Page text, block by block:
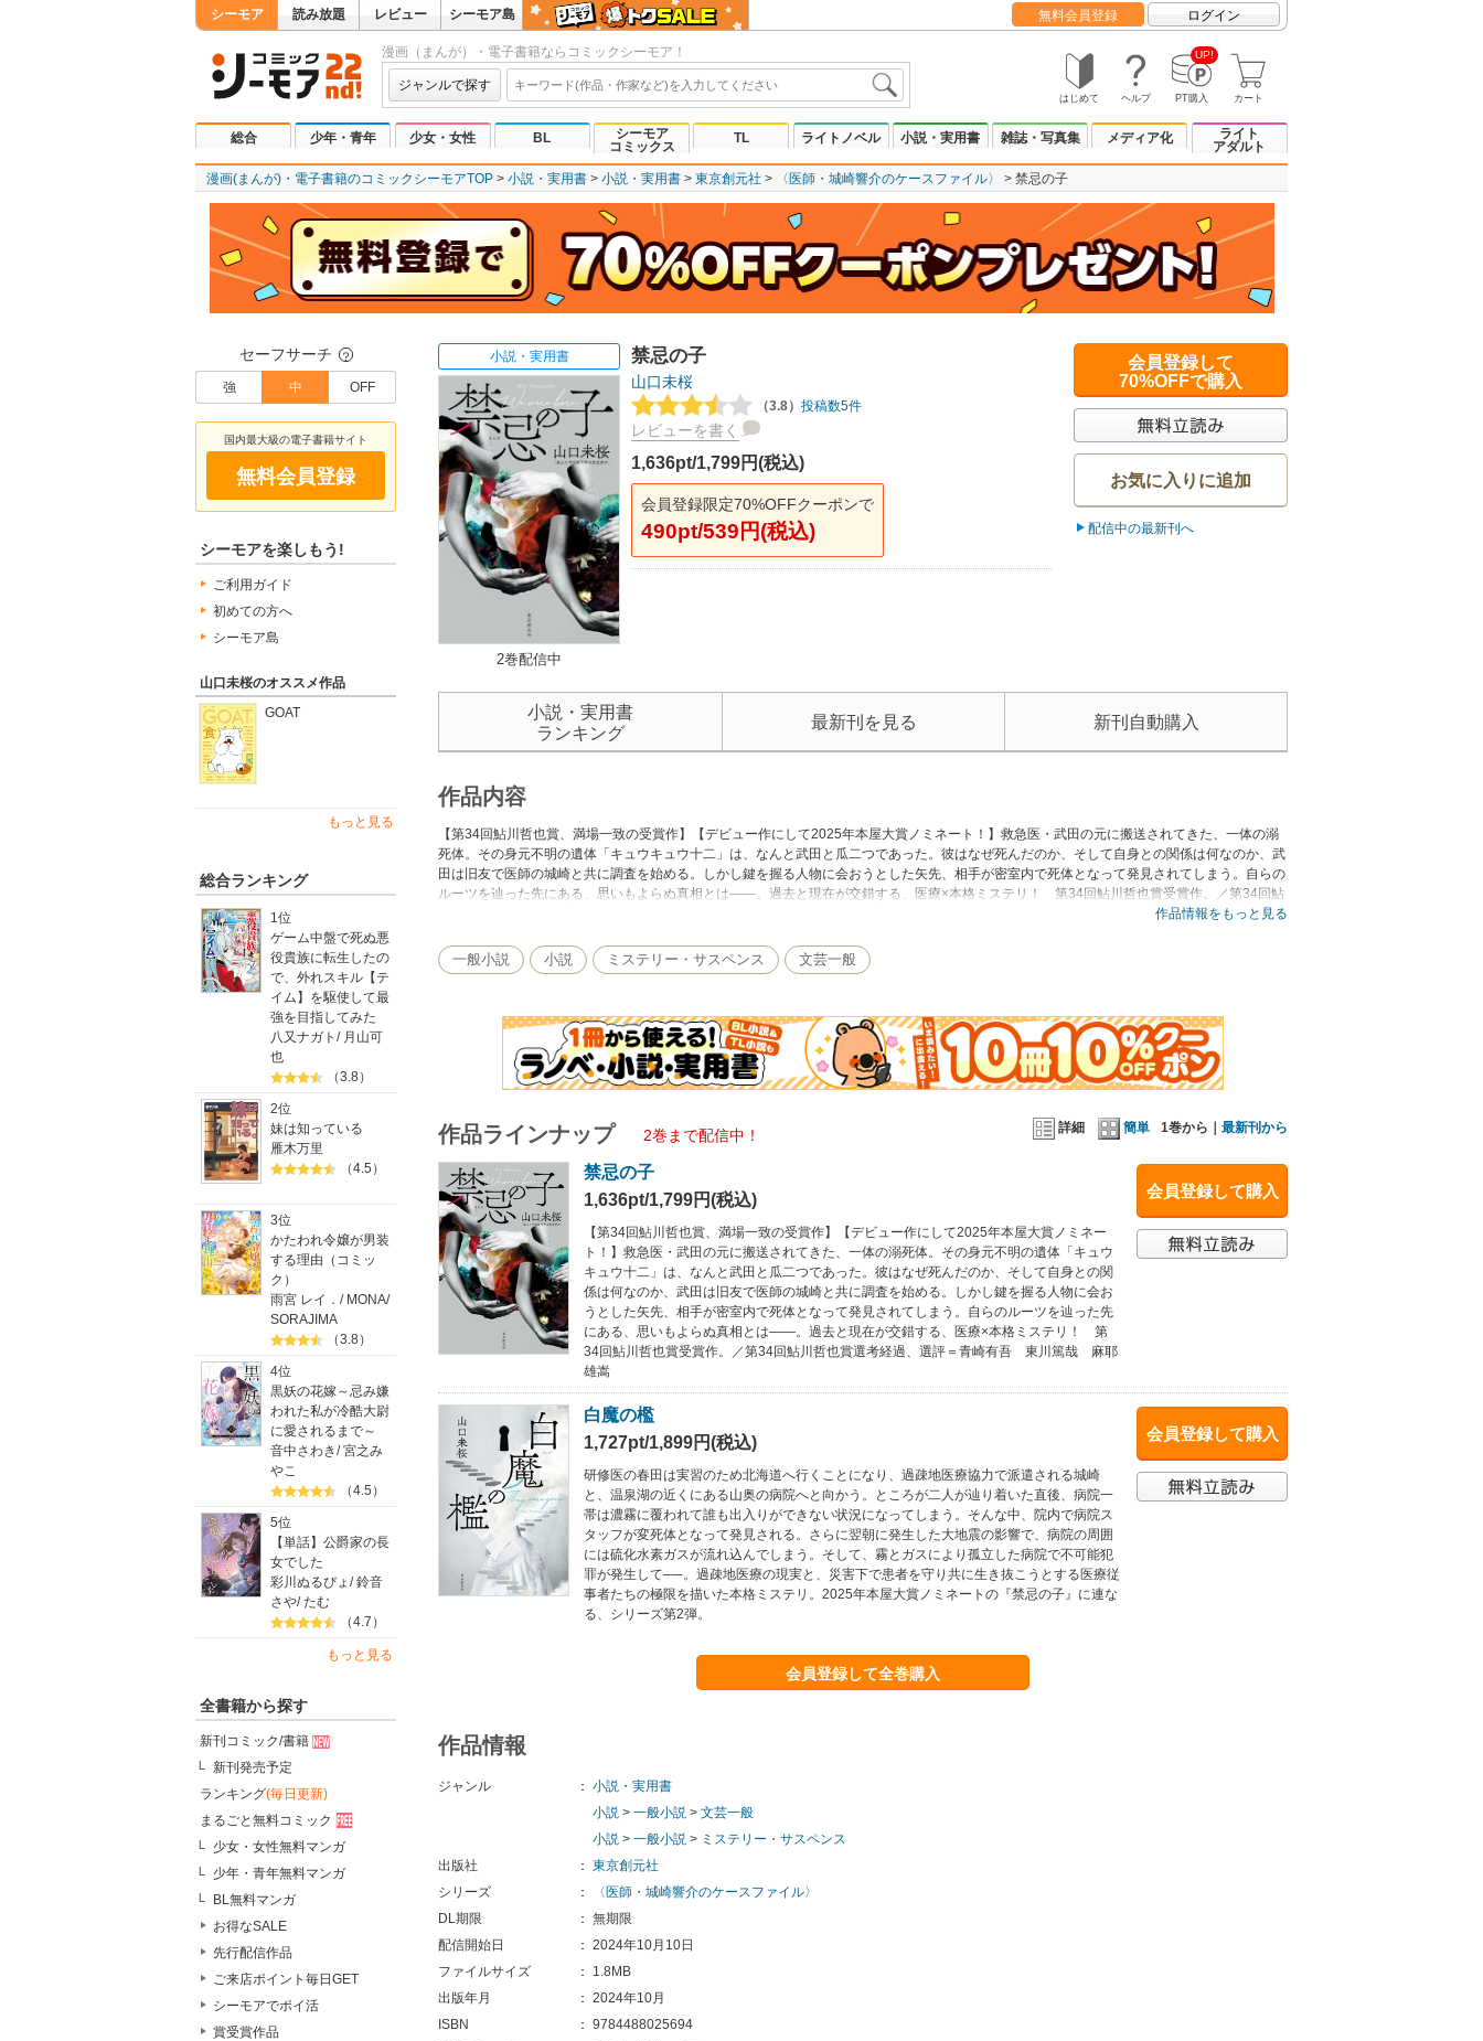
シーモア 読み放題 レビュー シーモア島 無料会員登録 ログイン
漫画（まんが）・電子書籍ならコミックシーモア！
ジャンルで探す
はじめて ヘルプ
UP!
PT購入 カート
総合 少年・青年 少女・女性 BL
シーモア
コミックス
TL ライトノベル 小説・実用書 雑誌・写真集 メディア化
ライト
アダルト
漫画(まんが)・電子書籍のコミックシーモアTOP 小説・実用書 小説・実用書 東京創元社 〈医師・城崎響介のケースファイル〉 禁忌の子
セーフサーチ ？
強 中 OFF
国内最大級の電子書籍サイト
無料会員登録
シーモアを楽しもう!
ご利用ガイド
初めての方へ
シーモア島
山口未桜のオススメ作品
GOAT
もっと見る
総合ランキング
1位
ゲーム中盤で死ぬ悪
役貴族に転生したの
で、外れスキル【テ
イム】を駆使して最
強を目指してみた
八又ナガト / 月山可
也
（3.8）
2位
妹は知っている
雁木万里
（4.5）
3位
かたわれ令嬢が男装
する理由（コミッ
ク）
雨宮 レイ． / MONA/
SORAJIMA
（3.8）
4位
黒妖の花嫁～忌み嫌
われた私が冷酷大尉
に愛されるまで～
音中さわき/宮之み
やこ
（4.5）
5位
【単話】公爵家の長
女でした
彩川ぬるぴょ /鈴音
さや/たむ
（4.7）
もっと見る
全書籍から探す
新刊コミック/書籍
新刊発売予定
ランキング(毎日更新)
まるごと無料コミック
少女・女性無料マンガ
少年・青年無料マンガ
BL無料マンガ
お得なSALE
先行配信作品
ご来店ポイント毎日GET
シーモアでポイ活
賞受賞作品
小説・実用書
2巻配信中
禁忌の子
山口未桜
（3.8） 投稿数5件
レビューを書く
1,636pt/1,799円(税込)
会員登録限定70%OFFクーポンで
490pt/539円(税込)
会員登録して
70%OFFで購入
お気に入りに追加
配信中の最新刊へ
小説・実用書
ランキング
最新刊を見る 新刊自動購入
作品内容
【第34回鮎川哲也賞、満場一致の受賞作】【デビュー作にして2025年本屋大賞ノミネート！】救急医・武田の元に搬送されてきた、一体の溺
死体。その身元不明の遺体「キュウキュウ十二」は、なんと武田と瓜二つであった。彼はなぜ死んだのか、そして自身との関係は何なのか、武
田は旧友で医師の城崎と共に調査を始める。しかし鍵を握る人物に会おうとした矢先、相手が密室内で死体となって発見されてしまう。自らの
ルーツを辿った先にある、思いもよらぬ真相とは――。過去と現在が交錯する、医療×本格ミステリ！ 第34回鮎川哲也賞受賞作。／第34回鮎
作品情報をもっと見る
一般小説 小説 ミステリー・サスペンス 文芸一般
詳細 簡単 1巻から｜ 最新刊から
作品ラインナップ 2巻まで配信中！
会員登録して購入
禁忌の子
1,636pt/1,799円(税込)
【第34回鮎川哲也賞、満場一致の受賞作】【デビュー作にして2025年本屋大賞ノミネー
ト！】救急医・武田の元に搬送されてきた、一体の溺死体。その身元不明の遺体「キュウ
キュウ十二」は、なんと武田と瓜二つであった。彼はなぜ死んだのか、そして自身との関
係は何なのか、武田は旧友で医師の城崎と共に調査を始める。しかし鍵を握る人物に会お
うとした矢先、相手が密室内で死体となって発見されてしまう。自らのルーツを辿った先
にある、思いもよらぬ真相とは――。過去と現在が交錯する、医療×本格ミステリ！ 第
34回鮎川哲也賞受賞作。／第34回鮎川哲也賞選考経過、選評＝青崎有吾 東川篤哉 麻耶
雄嵩
会員登録して購入
白魔の檻
1,727pt/1,899円(税込)
研修医の春田は実習のため北海道へ行くことになり、過疎地医療協力で派遣される城崎
と、温泉湖の近くにある山奥の病院へと向かう。ところが二人が辿り着いた直後、病院一
帯は濃霧に覆われて誰も出入りができない状況になってしまう。そんな中、院内で病院ス
タッフが変死体となって発見される。さらに翌朝に発生した大地震の影響で、病院の周囲
には硫化水素ガスが流れ込んでしまう。そして、霧とガスにより孤立した病院で不可能犯
罪が発生して──。過疎地医療の現実と、災害下で患者を守り共に生き抜こうとする医療従
事者たちの極限を描いた本格ミステリ。2025年本屋大賞ノミネートの『禁忌の子』に連な
る、シリーズ第2弾。
会員登録して全巻購入
作品情報
ジャンル ： 小説・実用書
小説 > 一般小説 > 文芸一般
小説 > 一般小説 > ミステリー・サスペンス
出版社
： 東京創元社
シリーズ
：
〈医師・城崎響介のケースファイル〉
DL期限
： 無期限
配信開始日
： 2024年10月10日
ファイルサイズ
：
1.8MB
出版年月
： 2024年10月
ISBN
： 9784488025694